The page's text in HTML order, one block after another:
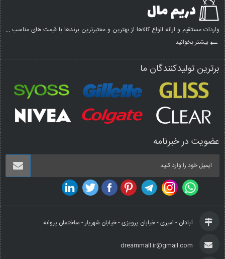
واردات مستقیم و ارائه انواع کالاها از بهترین و معتبرترین برندها با قیمت های مناسب ...
بیشتر بخوانید
برترین تولیدکنندگان ما
عضویت در خبرنامه
آبادان - امیری - خیابان پرویزی - خیابان شهریار - ساختمان پروانه
dreammall.ir@gmail.com